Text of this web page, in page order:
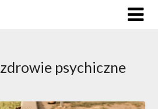
zdrowie psychiczne